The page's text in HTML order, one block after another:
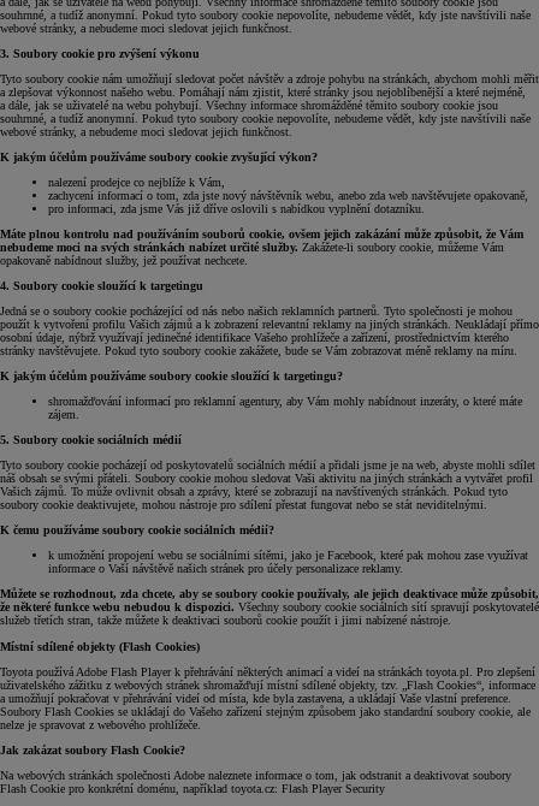
souhrnné, a tudíž anonymní. Pokud tyto soubory cookie nepovolíte, nebudeme vědět, kdy jste navštívili naše
webové stránky, a nebudeme moci sledovat jejich funkčnost.
3. Soubory cookie pro zvýšení výkonu
Tyto soubory cookie nám umožňují sledovat počet návštěv a zdroje pohybu na stránkách, abychom mohli měřit
a zlepšovat výkonnost našeho webu. Pomáhají nám zjistit, které stránky jsou nejoblíbenější a které nejméně,
a dále, jak se uživatelé na webu pohybují. Všechny informace shromážděné těmito soubory cookie jsou
souhrnné, a tudíž anonymní. Pokud tyto soubory cookie nepovolíte, nebudeme vědět, kdy jste navštívili naše
webové stránky, a nebudeme moci sledovat jejich funkčnost.
K jakým účelům používáme soubory cookie zvyšující výkon?
nalezení prodejce co nejblíže k Vám,
zachycení informací o tom, zda jste nový návštěvník webu, anebo zda web navštěvujete opakovaně,
pro informaci, zda jsme Vás již dříve oslovili s nabídkou vyplnění dotazníku.
Máte plnou kontrolu nad používáním souborů cookie, ovšem jejich zakázání může způsobit, že Vám
nebudeme moci na svých stránkách nabízet určité služby. Zakážete-li soubory cookie, můžeme Vám
opakovaně nabídnout služby, jež používat nechcete.
4. Soubory cookie sloužící k targetingu
Jedná se o soubory cookie pocházející od nás nebo našich reklamních partnerů. Tyto společnosti je mohou
použít k vytvoření profilu Vašich zájmů a k zobrazení relevantní reklamy na jiných stránkách. Neukládají přímo
osobní údaje, nýbrž využívají jedinečné identifikace Vašeho prohlížeče a zařízení, prostřednictvím kterého
stránky navštěvujete. Pokud tyto soubory cookie zakážete, bude se Vám zobrazovat méně reklamy na míru.
K jakým účelům používáme soubory cookie sloužící k targetingu?
shromažďování informací pro reklamní agentury, aby Vám mohly nabídnout inzeráty, o které máte
zájem.
5. Soubory cookie sociálních médií
Tyto soubory cookie pocházejí od poskytovatelů sociálních médií a přidali jsme je na web, abyste mohli sdílet
náš obsah se svými přáteli. Soubory cookie mohou sledovat Vaši aktivitu na jiných stránkách a vytvářet profil
Vašich zájmů. To může ovlivnit obsah a zprávy, které se zobrazují na navštívených stránkách. Pokud tyto
soubory cookie deaktivujete, mohou nástroje pro sdílení přestat fungovat nebo se stát neviditelnými.
K čemu používáme soubory cookie sociálních médií?
k umožnění propojení webu se sociálními sítěmi, jako je Facebook, které pak mohou zase využívat
informace o Vaší návštěvě našich stránek pro účely personalizace reklamy.
Můžete se rozhodnout, zda chcete, aby se soubory cookie používaly, ale jejich deaktivace může způsobit,
že některé funkce webu nebudou k dispozici. Všechny soubory cookie sociálních sítí spravují poskytovatelé
služeb třetích stran, takže můžete k deaktivaci souborů cookie použít i jimi nabízené nástroje.
Místní sdílené objekty (Flash Cookies)
Toyota používá Adobe Flash Player k přehrávání některých animací a videí na stránkách toyota.pl. Pro zlepšení
uživatelského zážitku z webových stránek shromažďují místní sdílené objekty, tzv. „Flash Cookies“, informace
a umožňují pokračovat v přehrávání videí od místa, kde byla zastavena, a ukládají Vaše vlastní preference.
Soubory Flash Cookies se ukládají do Vašeho zařízení stejným způsobem jako standardní soubory cookie, ale
nelze je spravovat z webového prohlížeče.
Jak zakázat soubory Flash Cookie?
Na webových stránkách společnosti Adobe naleznete informace o tom, jak odstranit a deaktivovat soubory
Flash Cookie pro konkrétní doménu, například toyota.cz: Flash Player Security